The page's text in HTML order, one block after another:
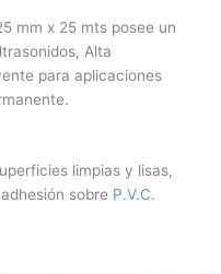
mm x 25 mts posee un
Alta
para aplicaciones
limpias y lisas,
sobre P.V.C.